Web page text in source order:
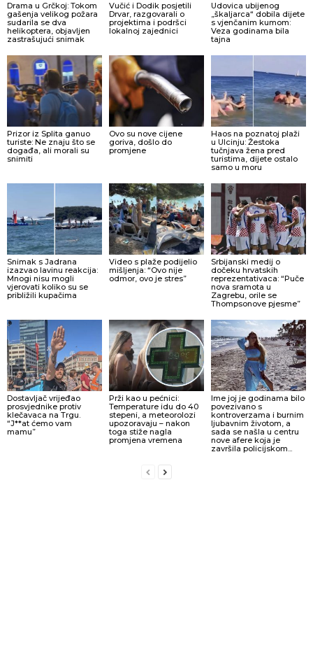
Drama u Grčkoj: Tokom
gašenja velikog požara
sudarila se dva
helikoptera, objavljen
zastrašujući snimak
Vučić i Dodik posjetili
Drvar, razgovarali o
projektima i podršci
lokalnoj zajednici
Udovica ubijenog
„škaljarca“ dobila dijete
s vjenčanim kumom:
Veza godinama bila
tajna
Prizor iz Splita ganuo
turiste: Ne znaju što se
događa, ali morali su
snimiti
Ovo su nove cijene
goriva, došlo do
promjene
Haos na poznatoj plaži
u Ulcinju: Žestoka
tučnjava žena pred
turistima, dijete ostalo
samo u moru
Snimak s Jadrana
izazvao lavinu reakcija:
Mnogi nisu mogli
vjerovati koliko su se
približili kupačima
Video s plaže podijelio
mišljenja: “Ovo nije
odmor, ovo je stres”
Srbijanski medij o
dočeku hrvatskih
reprezentativaca: “Puče
nova sramota u
Zagrebu, orile se
Thompsonove pjesme”
Dostavljač vrijeđao
prosvjednike protiv
klečavaca na Trgu.
“J**at ćemo vam
mamu”
Prži kao u pećnici:
Temperature idu do 40
stepeni, a meteorolozi
upozoravaju – nakon
toga stiže nagla
promjena vremena
Ime joj je godinama bilo
povezivano s
kontroverzama i burnim
ljubavnim životom, a
sada se našla u centru
nove afere koja je
završila policijskom...